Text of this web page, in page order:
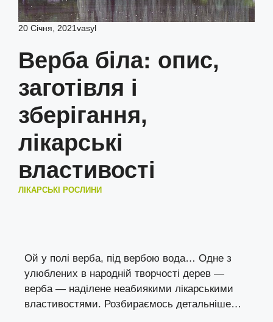
20 Січня, 2021vasyl
Верба біла: опис,
заготівля і
зберігання,
лікарські
властивості
ЛІКАРСЬКІ РОСЛИНИ
Ой у полі верба, під вербою вода… Одне з
улюблених в народній творчості дерев —
верба — наділене неабиякими лікарськими
властивостями. Розбираємось детальніше…